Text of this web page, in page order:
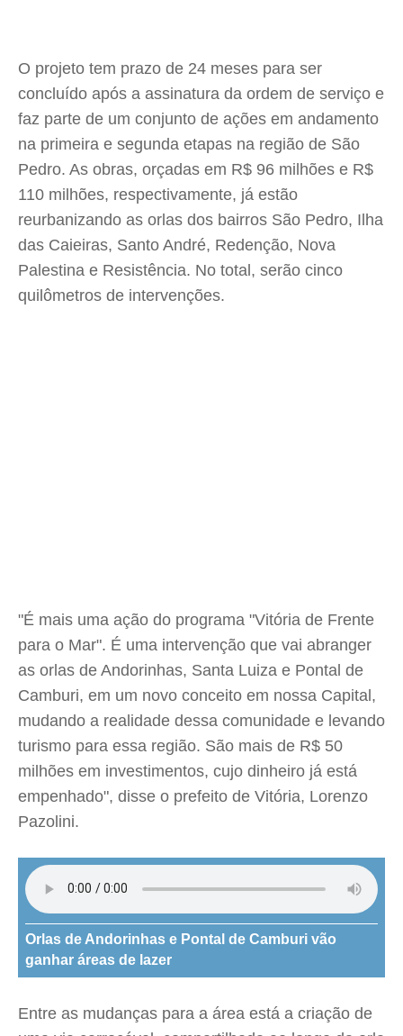
O projeto tem prazo de 24 meses para ser
concluído após a assinatura da ordem de serviço e
faz parte de um conjunto de ações em andamento
na primeira e segunda etapas na região de São
Pedro. As obras, orçadas em R$ 96 milhões e R$
110 milhões, respectivamente, já estão
reurbanizando as orlas dos bairros São Pedro, Ilha
das Caieiras, Santo André, Redenção, Nova
Palestina e Resistência. No total, serão cinco
quilômetros de intervenções.
"É mais uma ação do programa "Vitória de Frente
para o Mar". É uma intervenção que vai abranger
as orlas de Andorinhas, Santa Luiza e Pontal de
Camburi, em um novo conceito em nossa Capital,
mudando a realidade dessa comunidade e levando
turismo para essa região. São mais de R$ 50
milhões em investimentos, cujo dinheiro já está
empenhado", disse o prefeito de Vitória, Lorenzo
Pazolini.
Orlas de Andorinhas e Pontal de Camburi vão
ganhar áreas de lazer
Entre as mudanças para a área está a criação de